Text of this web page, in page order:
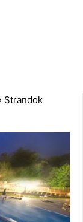
Strandok